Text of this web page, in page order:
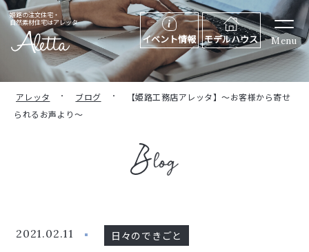
姫路の注文住宅・
自然素材住宅はアレッタ
イベント情報 モデルハウス Menu
アレッタ ブログ
【姫路工務店アレッタ】～お客様から寄せ
られるお声より～
2021.02.11 日々のできごと